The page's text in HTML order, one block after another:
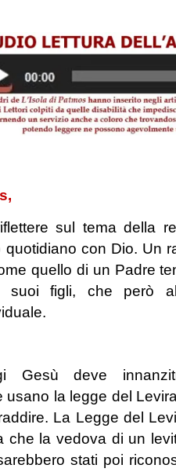
sul tema della
con Dio. Un
quello di un Padre
figli, che però
deve
usano la legge del
La Legge del
la vedova di un
stati poi